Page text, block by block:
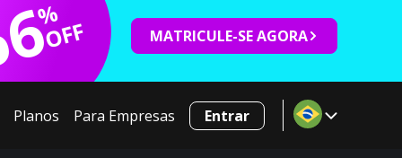
%
OFF MATRICULE-SE AGORA
Planos Para Empresas Entrar